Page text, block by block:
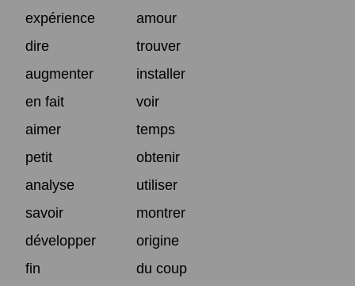
expérience
amour
dire
trouver
augmenter
installer
en fait
voir
aimer
temps
petit
obtenir
analyse
utiliser
savoir
montrer
développer
origine
fin
du coup